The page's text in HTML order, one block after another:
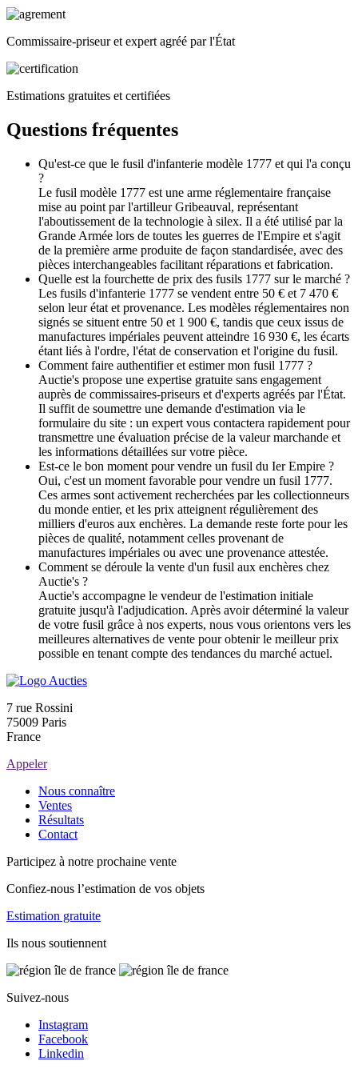
Commissaire-priseur et expert agréé par l'État
Estimations gratuites et certifiées
Questions fréquentes
Qu'est-ce que le fusil d'infanterie modèle 1777 et qui l'a conçu
?
Le fusil modèle 1777 est une arme réglementaire française
mise au point par l'artilleur Gribeauval, représentant
l'aboutissement de la technologie à silex. Il a été utilisé par la
Grande Armée lors de toutes les guerres de l'Empire et s'agit
de la première arme produite de façon standardisée, avec des
pièces interchangeables facilitant réparations et fabrication.
Quelle est la fourchette de prix des fusils 1777 sur le marché ?
Les fusils d'infanterie 1777 se vendent entre 50 € et 7 470 €
selon leur état et provenance. Les modèles réglementaires non
signés se situent entre 50 et 1 900 €, tandis que ceux issus de
manufactures impériales peuvent atteindre 16 930 €, les écarts
étant liés à l'ordre, l'état de conservation et l'origine du fusil.
Comment faire authentifier et estimer mon fusil 1777 ?
Auctie's propose une expertise gratuite sans engagement
auprès de commissaires-priseurs et d'experts agréés par l'État.
Il suffit de soumettre une demande d'estimation via le
formulaire du site : un expert vous contactera rapidement pour
transmettre une évaluation précise de la valeur marchande et
les informations détaillées sur votre pièce.
Est-ce le bon moment pour vendre un fusil du Ier Empire ?
Oui, c'est un moment favorable pour vendre un fusil 1777.
Ces armes sont activement recherchées par les collectionneurs
du monde entier, et les prix atteignent régulièrement des
milliers d'euros aux enchères. La demande reste forte pour les
pièces de qualité, notamment celles provenant de
manufactures impériales ou avec une provenance attestée.
Comment se déroule la vente d'un fusil aux enchères chez
Auctie's ?
Auctie's accompagne le vendeur de l'estimation initiale
gratuite jusqu'à l'adjudication. Après avoir déterminé la valeur
de votre fusil grâce à nos experts, nous vous orientons vers les
meilleures alternatives de vente pour obtenir le meilleur prix
possible en tenant compte des tendances du marché actuel.
7 rue Rossini
75009 Paris
France
Appeler
Nous connaître
Ventes
Résultats
Contact
Participez à notre prochaine vente
Confiez-nous l’estimation de vos objets
Estimation gratuite
Ils nous soutiennent
Suivez-nous
Instagram
Facebook
Linkedin